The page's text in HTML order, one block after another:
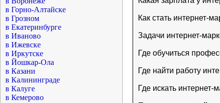
Как стать интернет-
Задачи интернет-
Где обучиться
Где найти работу
Где искать интернет-
в Горно-Алтайске
в Грозном
в Екатеринбурге
в Иваново
в Ижевске
в Иркутске
в Йошкар-Ола
в Казани
в Калининграде
в Калуге
в Кемерово